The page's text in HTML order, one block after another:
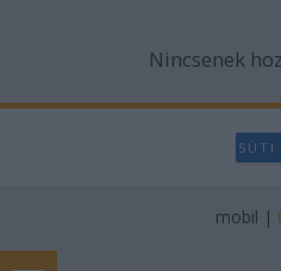
Nincsenek
SÜTI
mobil |